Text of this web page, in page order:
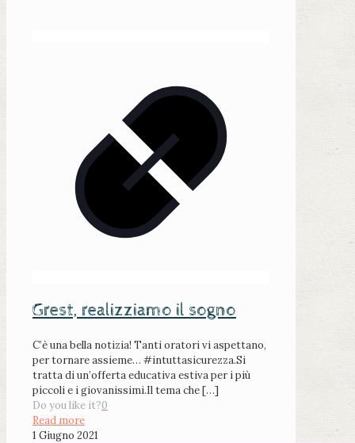
Grest, realizziamo il sogno
C’è una bella notizia! Tanti oratori vi aspettano,
per tornare assieme… #intuttasicurezza.Si
tratta di un’offerta educativa estiva per i più
piccoli e i giovanissimi.Il tema che[…]
Do you like it?0
Read more
1 Giugno 2021